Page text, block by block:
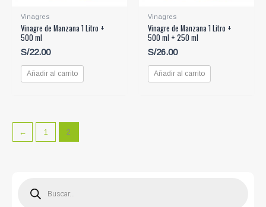
Vinagres
Vinagre de Manzana 1 Litro +
500 ml
S/22.00
Añadir al carrito
Vinagres
Vinagre de Manzana 1 Litro +
500 ml + 250 ml
S/26.00
Añadir al carrito
← 1 2